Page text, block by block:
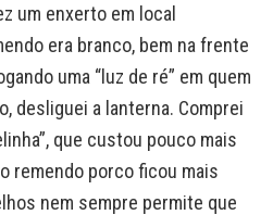
um enxerto em local
era branco, bem na frente
uma “luz de ré” em quem
desliguei a lanterna. Comprei
que custou pouco mais
remendo porco ficou mais
nem sempre permite que